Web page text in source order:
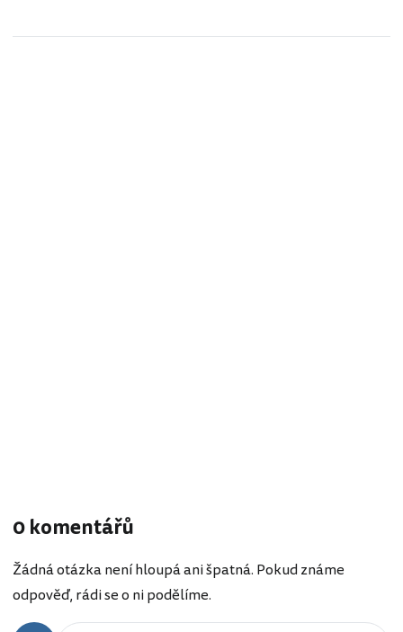
0 komentářů
Žádná otázka není hloupá ani špatná. Pokud známe
odpověď, rádi se o ni podělíme.